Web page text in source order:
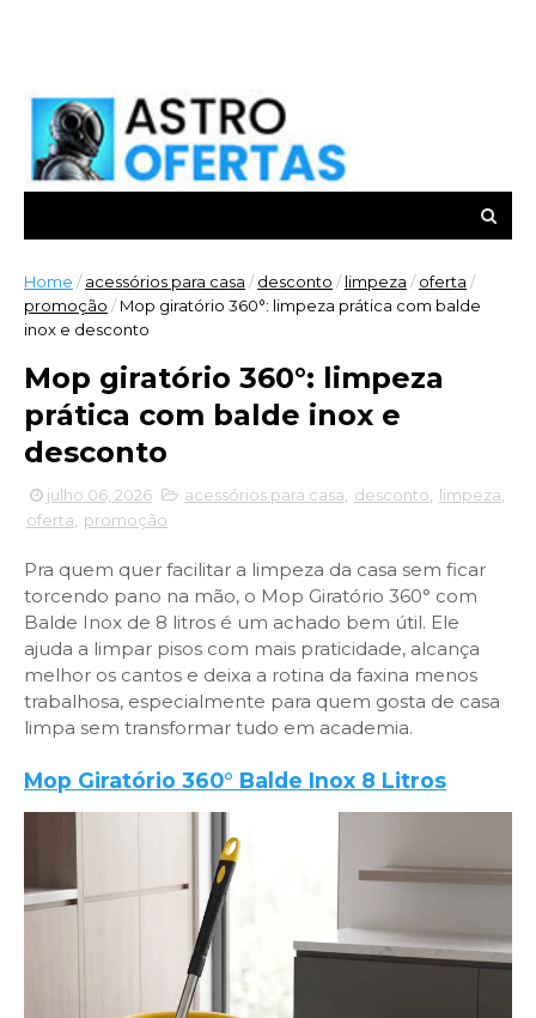
Home / acessórios para casa / desconto / limpeza / oferta /
promoção / Mop giratório 360°: limpeza prática com balde
inox e desconto
Mop giratório 360°: limpeza
prática com balde inox e
desconto
julho 06, 2026 acessórios para casa desconto limpeza
oferta
promoção
Pra quem quer facilitar a limpeza da casa sem ficar
torcendo pano na mão, o Mop Giratório 360° com
Balde Inox de 8 litros é um achado bem útil. Ele
ajuda a limpar pisos com mais praticidade, alcança
melhor os cantos e deixa a rotina da faxina menos
trabalhosa, especialmente para quem gosta de casa
limpa sem transformar tudo em academia.
Mop Giratório 360° Balde Inox 8 Litros